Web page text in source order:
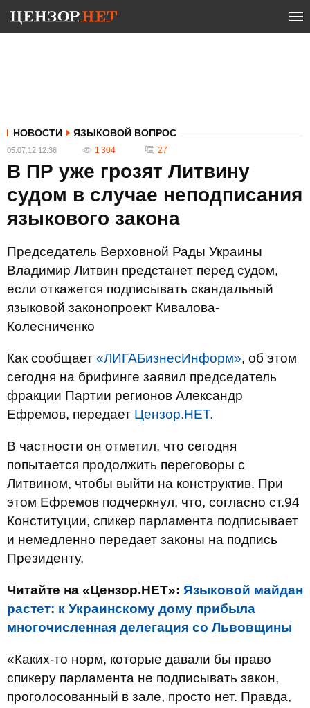
НОВОСТИ ЯЗЫКОВОЙ ВОПРОС
05.07.12 12:36 1 304 27
В ПР уже грозят Литвину
судом в случае неподписания
языкового закона
Председатель Верховной Рады Украины
Владимир Литвин предстанет перед судом,
если откажется подписывать скандальный
языковой законопроект Кивалова-
Колесниченко
Как сообщает «ЛИГАБизнесИнформ», об этом
сегодня на брифинге заявил председатель
фракции Партии регионов Александр
Ефремов, передает Цензор.НЕТ.
В частности он отметил, что сегодня
попытается продолжить переговоры с
Литвином, чтобы выйти на конструктив. При
этом Ефремов подчеркнул, что, согласно ст.94
Конституции, спикер парламента подписывает
и немедленно передает законы на подпись
Президенту.
Читайте на «Цензор.НЕТ»: Языковой майдан
растет: к Украинскому дому прибыла
многочисленная делегация со Львовщины
«Каких-то норм, которые давали бы право
спикеру парламента не подписывать закон,
проголосованный в зале, просто нет. Правда,